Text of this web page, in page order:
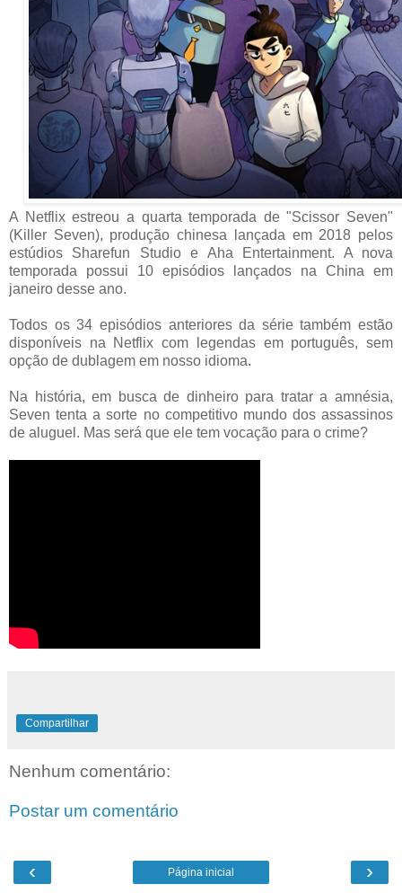
A Netflix estreou a quarta temporada de "Scissor Seven"
(Killer Seven), produção chinesa lançada em 2018 pelos
estúdios Sharefun Studio e Aha Entertainment. A nova
temporada possui 10 episódios lançados na China em
janeiro desse ano.
Todos os 34 episódios anteriores da série também estão
disponíveis na Netflix com legendas em português, sem
opção de dublagem em nosso idioma.
Na história, em busca de dinheiro para tratar a amnésia,
Seven tenta a sorte no competitivo mundo dos assassinos
de aluguel. Mas será que ele tem vocação para o crime?
Compartilhar
Nenhum comentário:
Postar um comentário
‹ ›
Página inicial